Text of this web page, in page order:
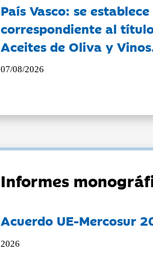
País Vasco: se
correspondiente al
Aceites de Oliva y
07/08/2026
Informes
Acuerdo UE-Mercosur
2026